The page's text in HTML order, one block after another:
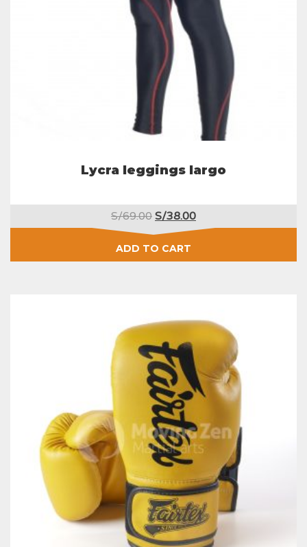
Lycra leggings largo
S/69.00 Original
price
was:
S/69.00.
S/38.00Current
price
S/38.00.
ADD TO CART